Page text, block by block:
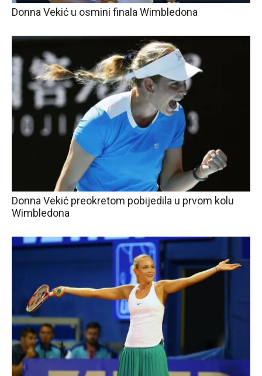
Donna Vekić u osmini finala Wimbledona
Donna Vekić preokretom pobijedila u prvom kolu
Wimbledona